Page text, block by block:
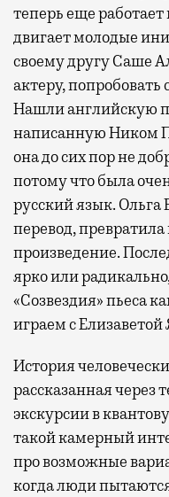
теперь еще
двигает молодые
своему другу Саше
актеру, попробовать
Нашли английскую
написанную Ником
она до сих пор не
потому что была
русский язык. Ольга
перевод, превратила
произведение.
ярко или
«Созвездия» пьеса
играем с Елизаветой
История
рассказанная через
экскурсии в
такой камерный
про возможные
когда люди